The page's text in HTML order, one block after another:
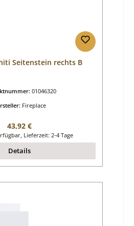
Seitenstein rechts B
01046320
Fireplace
Regulärer Preis:
43,92 €
Lieferzeit: 2-4 Tage
Details